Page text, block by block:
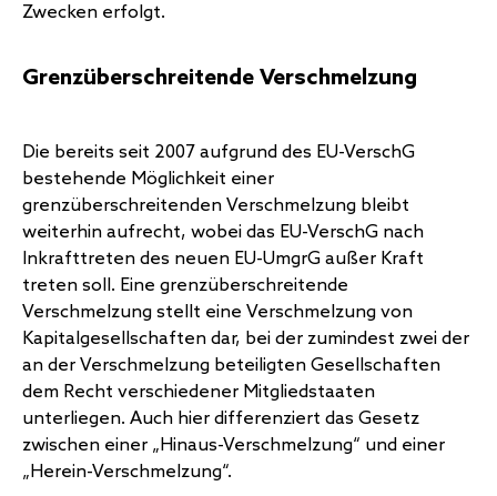
Zwecken erfolgt.
Grenzüberschreitende Verschmelzung
Die bereits seit 2007 aufgrund des EU-VerschG
bestehende Möglichkeit einer
grenzüberschreitenden Verschmelzung bleibt
weiterhin aufrecht, wobei das EU-VerschG nach
Inkrafttreten des neuen EU-UmgrG außer Kraft
treten soll. Eine grenzüberschreitende
Verschmelzung stellt eine Verschmelzung von
Kapitalgesellschaften dar, bei der zumindest zwei der
an der Verschmelzung beteiligten Gesellschaften
dem Recht verschiedener Mitgliedstaaten
unterliegen. Auch hier differenziert das Gesetz
zwischen einer „Hinaus-Verschmelzung“ und einer
„Herein-Verschmelzung“.